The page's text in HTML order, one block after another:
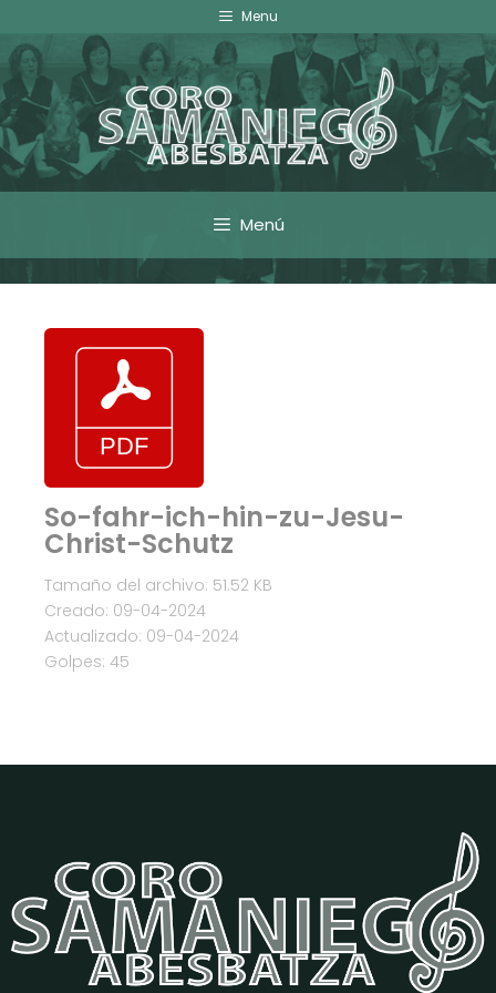
Menu
Menú
So-fahr-ich-hin-zu-Jesu-
Christ-Schutz
Tamaño del archivo: 51.52 KB
Creado: 09-04-2024
Actualizado: 09-04-2024
Golpes: 45